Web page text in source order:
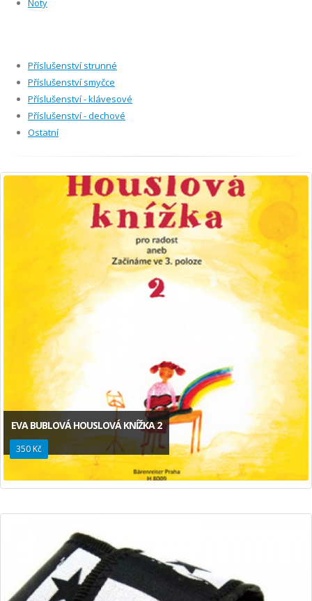
Noty
Příslušenství strunné
Příslušenství smyčce
Příslušenství - klávesové
Příslušenství - dechové
Ostatní
EVA BUBLOVÁ HOUSLOVÁ KNÍŽKA 2
350 Kč